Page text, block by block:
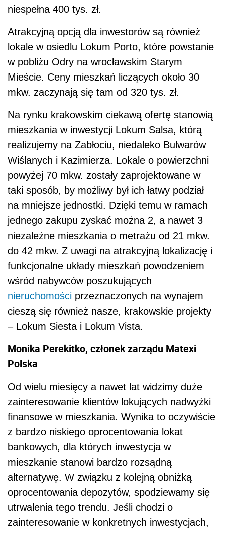
niespełna 400 tys. zł.
Atrakcyjną opcją dla inwestorów są również
lokale w osiedlu Lokum Porto, które powstanie
w pobliżu Odry na wrocławskim Starym
Mieście. Ceny mieszkań liczących około 30
mkw. zaczynają się tam od 320 tys. zł.
Na rynku krakowskim ciekawą ofertę stanowią
mieszkania w inwestycji Lokum Salsa, którą
realizujemy na Zabłociu, niedaleko Bulwarów
Wiślanych i Kazimierza. Lokale o powierzchni
powyżej 70 mkw. zostały zaprojektowane w
taki sposób, by możliwy był ich łatwy podział
na mniejsze jednostki. Dzięki temu w ramach
jednego zakupu zyskać można 2, a nawet 3
niezależne mieszkania o metrażu od 21 mkw.
do 42 mkw. Z uwagi na atrakcyjną lokalizację i
funkcjonalne układy mieszkań powodzeniem
wśród nabywców poszukujących
nieruchomości przeznaczonych na wynajem
cieszą się również nasze, krakowskie projekty
– Lokum Siesta i Lokum Vista.
Monika Perekitko, członek zarządu Matexi
Polska
Od wielu miesięcy a nawet lat widzimy duże
zainteresowanie klientów lokujących nadwyżki
finansowe w mieszkania. Wynika to oczywiście
z bardzo niskiego oprocentowania lokat
bankowych, dla których inwestycja w
mieszkanie stanowi bardzo rozsądną
alternatywę. W związku z kolejną obniżką
oprocentowania depozytów, spodziewamy się
utrwalenia tego trendu. Jeśli chodzi o
zainteresowanie w konkretnych inwestycjach,